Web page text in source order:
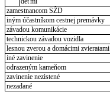
zamestnancom SŽD
iným účastníkom cestnej premávky
závadou komunikácie
technickou závadou vozidla
lesnou zverou a domácimi zvieratami
iné zavinenie
odrazeným kameňom
zavinenie nezistené
nezadané